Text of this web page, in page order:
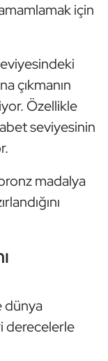
için
çıkmanın
Özellikle
seviyesinin
madalya
dünya
derecelerle